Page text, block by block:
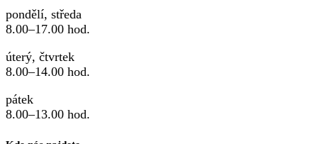
pondělí, středa
8.00–17.00 hod.
úterý, čtvrtek
8.00–14.00 hod.
pátek
8.00–13.00 hod.